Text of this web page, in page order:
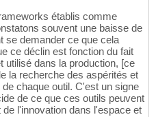
établis comme
souvent une baisse de
se demander ce que cela
ce déclin est fonction du fait
utilisé dans la production, [ce
la recherche des aspérités et
chaque outil. C'est un signe
de ce que ces outils peuvent
l'innovation dans l'espace et